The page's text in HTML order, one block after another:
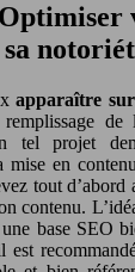
apparaître
tel projet
mise en
tout
contenu.
base SEO
est